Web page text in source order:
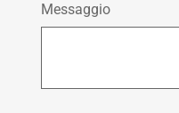
Messaggio